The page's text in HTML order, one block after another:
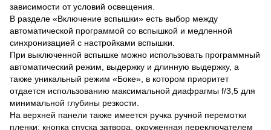
зависимости от условий освещения.
В разделе «Включение вспышки» есть выбор между
автоматической программой со вспышкой и медленной
синхронизацией с настройками вспышки.
При выключенной вспышке можно использовать программный
автоматический режим, выдержку и длинную выдержку, а
также уникальный режим «Боке», в котором приоритет
отдается использованию максимальной диафрагмы f/3,5 для
минимальной глубины резкости.
На верхней панели также имеется ручка ручной перемотки
пленки; кнопка спуска затвора, окруженная переключателем